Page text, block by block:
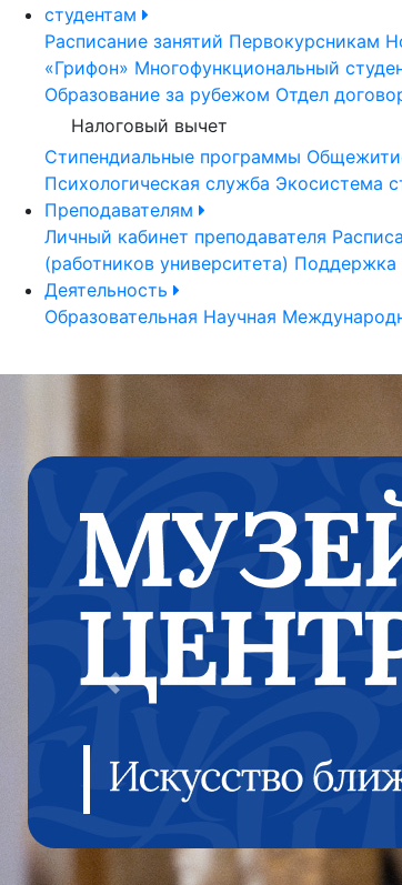
студентам
Расписание занятий Первокурсникам
«Грифон» Многофункциональный
Образование за рубежом Отдел
Налоговый вычет
Стипендиальные программы
Психологическая служба Экосистема
Преподавателям
Личный кабинет преподавателя
(работников университета) Поддержка
Деятельность
Образовательная Научная
Previous